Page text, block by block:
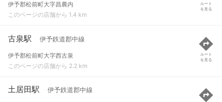
伊予郡松前町大字昌農内
このページの店舗から 1.4 km
ルート
を見る
古泉駅 伊予鉄道郡中線
伊予郡松前町大字西古泉
このページの店舗から 2.2 km
ルート
を見る
土居田駅 伊予鉄道郡中線